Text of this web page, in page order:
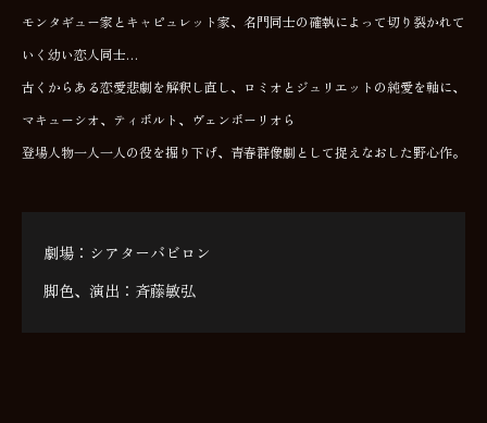
モンタギュー家とキャピュレット家、名門同士の確執によって切り裂かれて
いく幼い恋人同士…
古くからある恋愛悲劇を解釈し直し、ロミオとジュリエットの純愛を軸に、
マキューシオ、ティボルト、ヴェンボーリオら
登場人物一人一人の役を掘り下げ、青春群像劇として捉えなおした野心作。
劇場：シアターバビロン
脚色、演出：斉藤敏弘